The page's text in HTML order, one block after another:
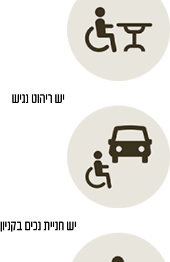
יש ריהוט נגיש
יש חניית נכים בקניון